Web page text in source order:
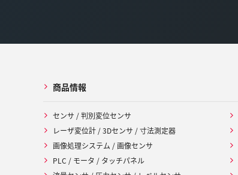
商品情報
センサ / 判別変位センサ
レーザ変位計 / 3Dセンサ / 寸法測定器
画像処理システム / 画像センサ
PLC / モータ / タッチパネル